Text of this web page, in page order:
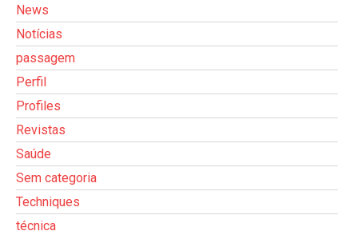
News
Notícias
passagem
Perfil
Profiles
Revistas
Saúde
Sem categoria
Techniques
técnica